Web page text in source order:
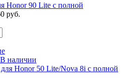
Honor 90 Lite с полной
руб.
В наличии